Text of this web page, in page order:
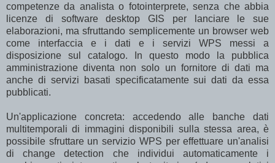
competenze da analista o fotointerprete, senza che abbia
licenze di software desktop GIS per lanciare le sue
elaborazioni, ma sfruttando semplicemente un browser web
come interfaccia e i dati e i servizi WPS messi a
disposizione sul catalogo. In questo modo la pubblica
amministrazione diventa non solo un fornitore di dati ma
anche di servizi basati specificatamente sui dati da essa
pubblicati.
Un'applicazione concreta: accedendo alle banche dati
multitemporali di immagini disponibili sulla stessa area, è
possibile sfruttare un servizio WPS per effettuare un'analisi
di change detection che individui automaticamente i